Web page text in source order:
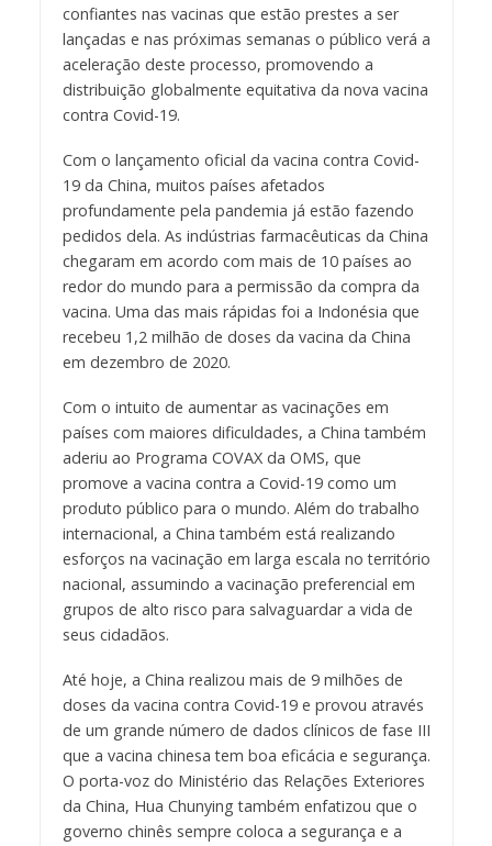
confiantes nas vacinas que estão prestes a ser
lançadas e nas próximas semanas o público verá a
aceleração deste processo, promovendo a
distribuição globalmente equitativa da nova vacina
contra Covid-19.
Com o lançamento oficial da vacina contra Covid-
19 da China, muitos países afetados
profundamente pela pandemia já estão fazendo
pedidos dela. As indústrias farmacêuticas da China
chegaram em acordo com mais de 10 países ao
redor do mundo para a permissão da compra da
vacina. Uma das mais rápidas foi a Indonésia que
recebeu 1,2 milhão de doses da vacina da China
em dezembro de 2020.
Com o intuito de aumentar as vacinações em
países com maiores dificuldades, a China também
aderiu ao Programa COVAX da OMS, que
promove a vacina contra a Covid-19 como um
produto público para o mundo. Além do trabalho
internacional, a China também está realizando
esforços na vacinação em larga escala no território
nacional, assumindo a vacinação preferencial em
grupos de alto risco para salvaguardar a vida de
seus cidadãos.
Até hoje, a China realizou mais de 9 milhões de
doses da vacina contra Covid-19 e provou através
de um grande número de dados clínicos de fase III
que a vacina chinesa tem boa eficácia e segurança.
O porta-voz do Ministério das Relações Exteriores
da China, Hua Chunying também enfatizou que o
governo chinês sempre coloca a segurança e a